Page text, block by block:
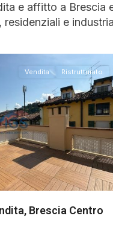
e affitto a Brescia
e
Vendita Ristrutturato
Brescia Centro